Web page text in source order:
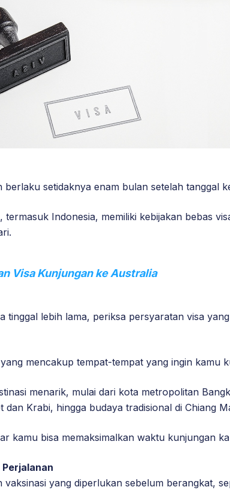
berlaku setidaknya enam bulan setelah tanggal
termasuk Indonesia, memiliki kebijakan bebas
Visa Kunjungan ke Australia
tinggal lebih lama, periksa persyaratan visa
mencakup tempat-tempat yang ingin kamu
menarik, mulai dari kota metropolitan
dan Krabi, hingga budaya tradisional di Chiang
kamu bisa memaksimalkan waktu kunjungan
vaksinasi yang diperlukan sebelum berangkat,